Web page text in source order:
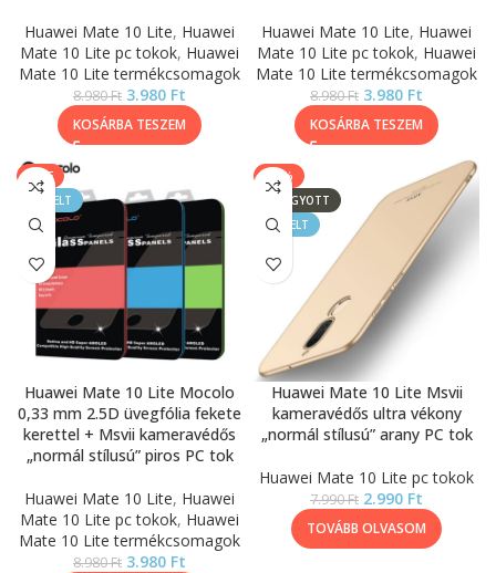
Huawei Mate 10 Lite, Huawei
Mate 10 Lite pc tokok, Huawei
Mate 10 Lite termékcsomagok
8.980Ft 3.980 Ft
KOSÁRBA TESZEM
Huawei Mate 10 Lite, Huawei
Mate 10 Lite pc tokok, Huawei
Mate 10 Lite termékcsomagok
8.980Ft 3.980 Ft
KOSÁRBA TESZEM
SALE
KIEMELT
Huawei Mate 10 Lite Mocolo
0,33 mm 2.5D üvegfólia fekete
kerettel + Msvii kameravédős
„normál stílusú” piros PC tok
Huawei Mate 10 Lite, Huawei
Mate 10 Lite pc tokok, Huawei
Mate 10 Lite termékcsomagok
8.980Ft 3.980 Ft
-63%
ELFOGYOTT
KIEMELT
Huawei Mate 10 Lite Msvii
kameravédős ultra vékony
„normál stílusú” arany PC tok
Huawei Mate 10 Lite pc tokok
7.990Ft 2.990 Ft
TOVÁBB OLVASOM